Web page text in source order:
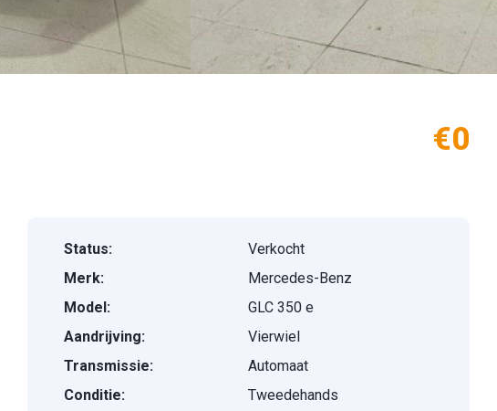
€0
Status:
Verkocht
Merk:
Mercedes-Benz
Model:
GLC 350 e
Aandrijving:
Vierwiel
Transmissie:
Automaat
Conditie:
Tweedehands